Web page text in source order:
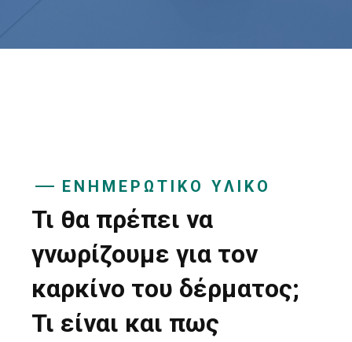
ΕΝΗΜΕΡΩΤΙΚΟ ΥΛΙΚΟ
Τι θα πρέπει να
γνωρίζουμε για τον
καρκίνο του δέρματος;
Τι είναι και πως